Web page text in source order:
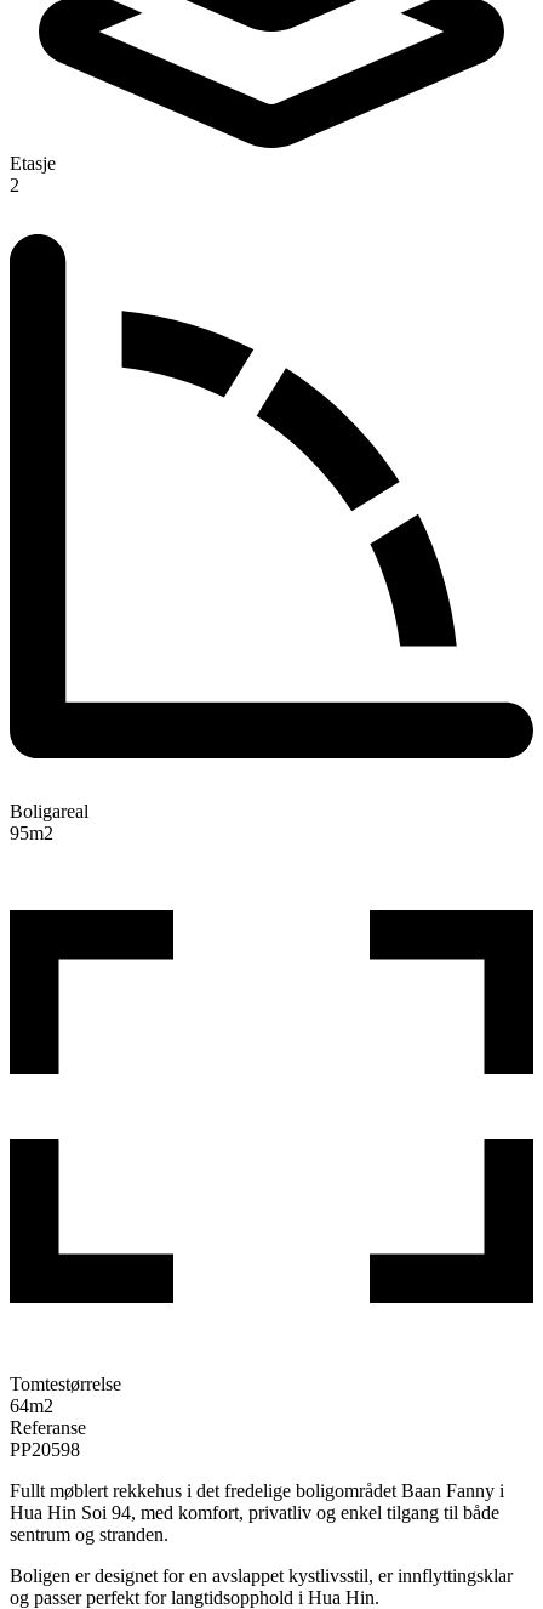
Etasje
2
Boligareal
95m2
Tomtestørrelse
64m2
Referanse
PP20598
Fullt møblert rekkehus i det fredelige boligområdet Baan Fanny i
Hua Hin Soi 94, med komfort, privatliv og enkel tilgang til både
sentrum og stranden.
Boligen er designet for en avslappet kystlivsstil, er innflyttingsklar
og passer perfekt for langtidsopphold i Hua Hin.